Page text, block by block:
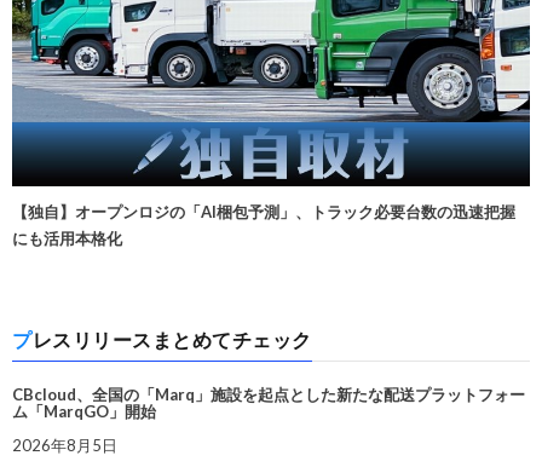
【独自】オープンロジの「AI梱包予測」、トラック必要台数の迅速把握
にも活用本格化
プレスリリースまとめてチェック
CBcloud、全国の「Marq」施設を起点とした新たな配送プラットフォー
ム「MarqGO」開始
2026年8月5日